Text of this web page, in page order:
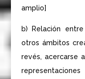
amplio]
b) Relación
otros ámbitos
revés, acercarse
representaciones